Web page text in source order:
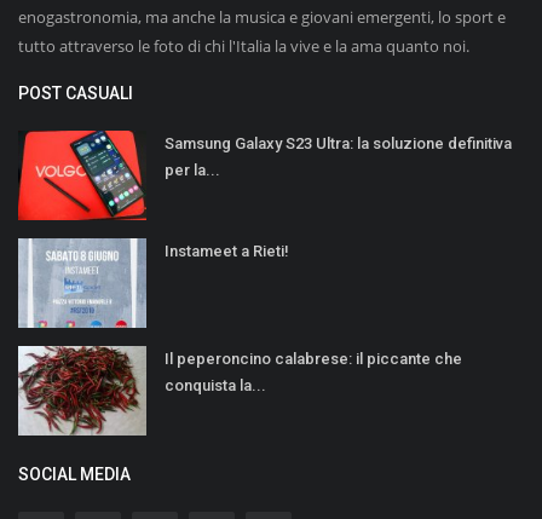
enogastronomia, ma anche la musica e giovani emergenti, lo sport e
tutto attraverso le foto di chi l'Italia la vive e la ama quanto noi.
POST CASUALI
Samsung Galaxy S23 Ultra: la soluzione definitiva
per la...
Instameet a Rieti!
Il peperoncino calabrese: il piccante che
conquista la...
SOCIAL MEDIA